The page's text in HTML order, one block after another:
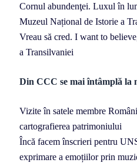
Cornul abundenţei. Luxul în
Muzeul Național de Istorie a
Vreau să cred. I want to
a Transilvaniei
Din CCC se mai întâmplă la
Vizite în satele membre
cartografierea patrimoniului
Încă facem înscrieri pentru
exprimare a emoțiilor prin